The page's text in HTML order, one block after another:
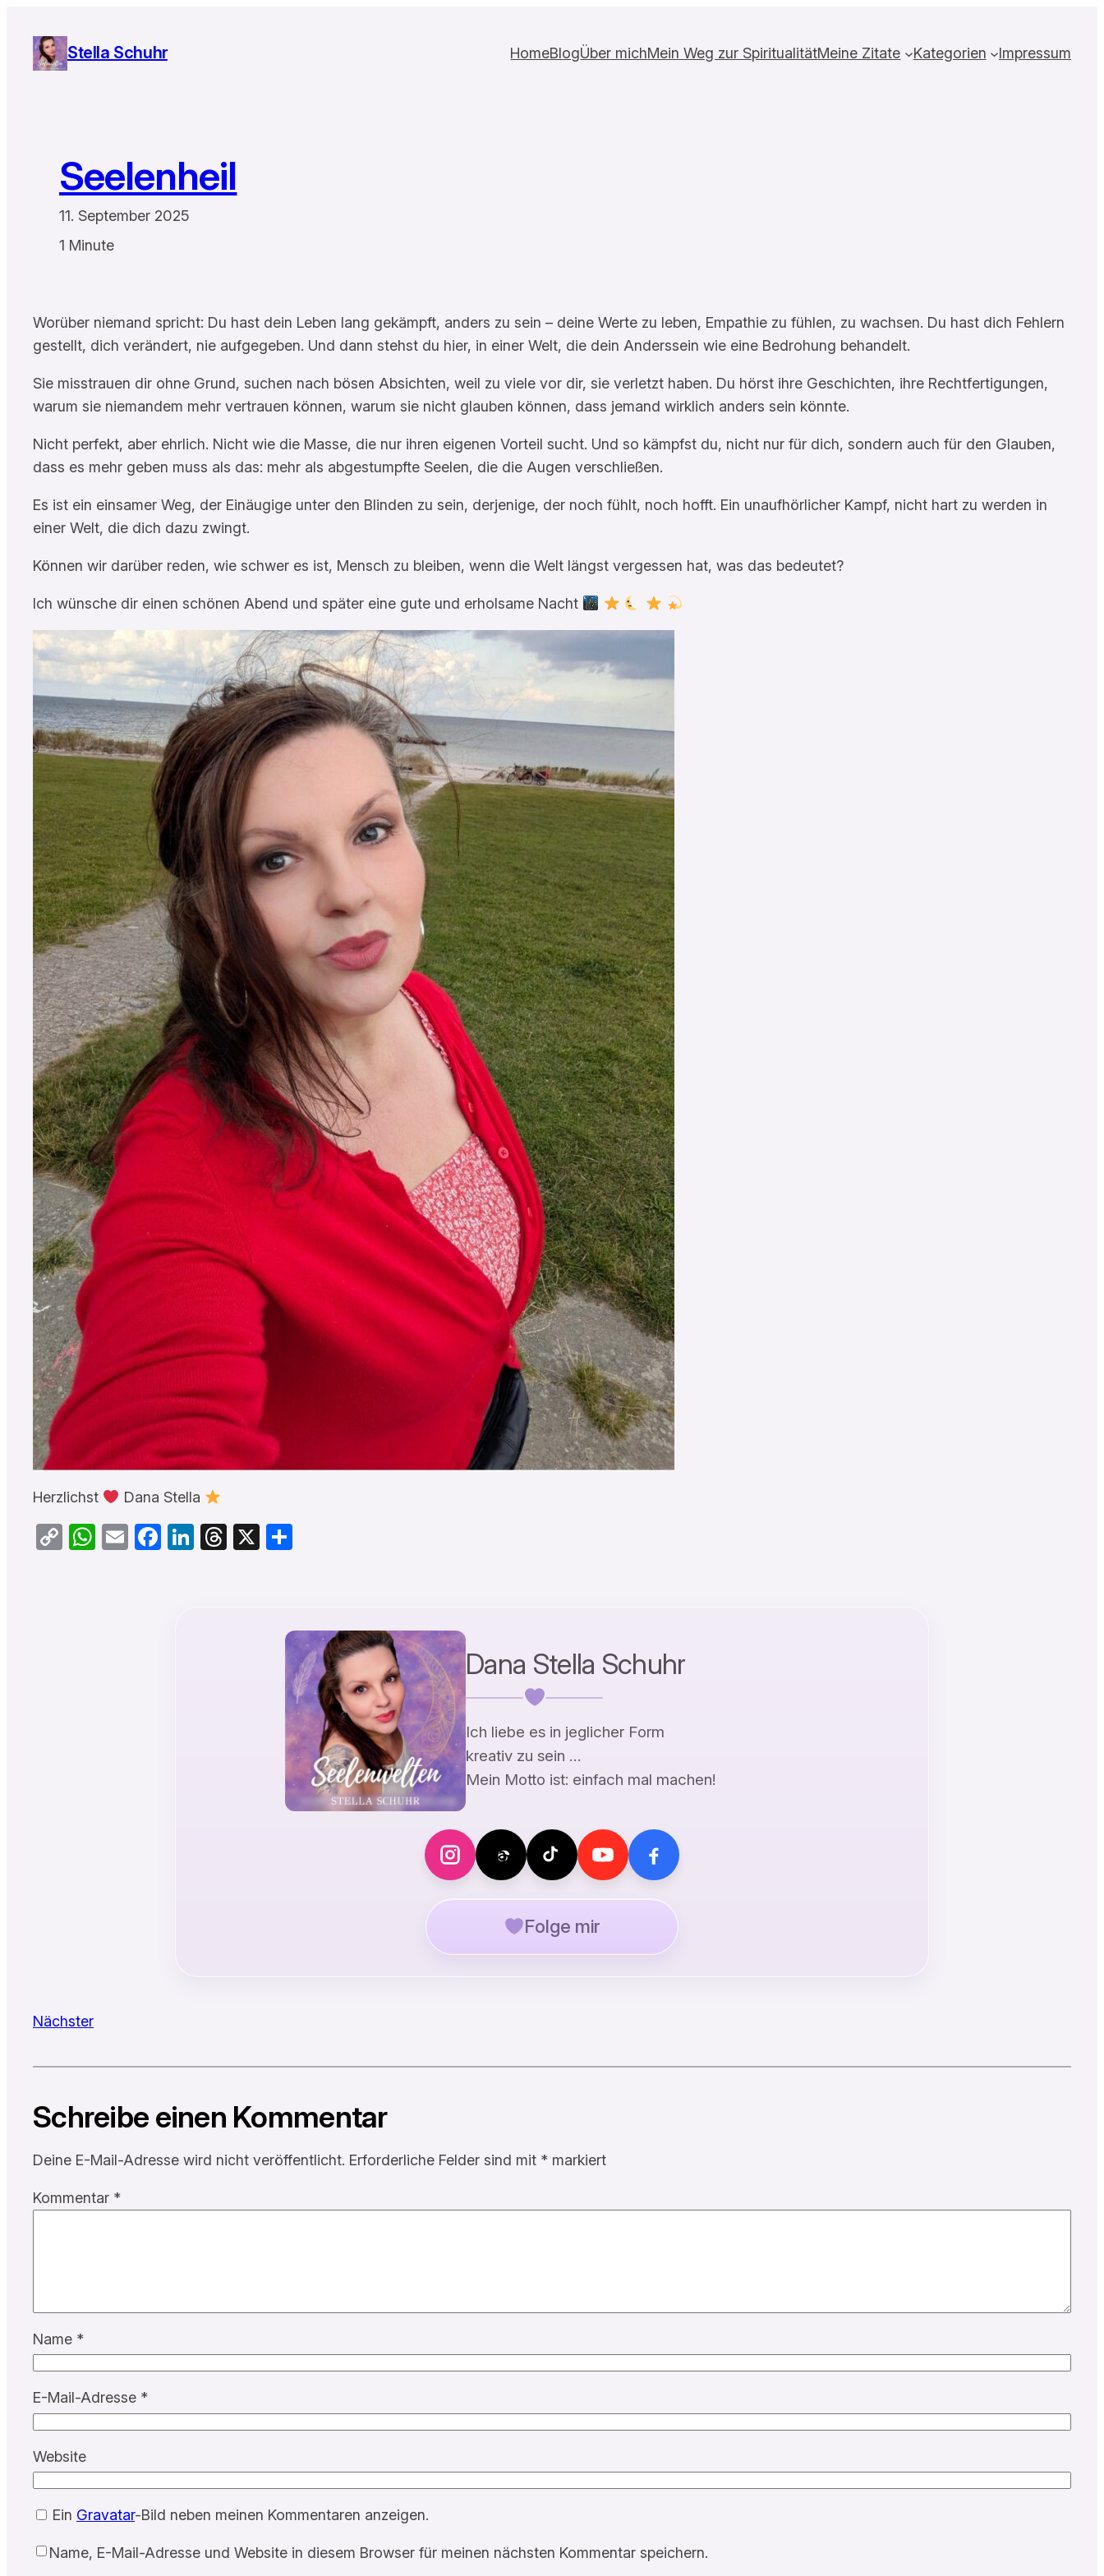
Inhalt
springen
Stella Schuhr HomeBlogÜber michMein Weg zur SpiritualitätMeine Zitate Kategorien Impressum
Seelenheil
11. September 2025
1 Minute
Worüber niemand spricht: Du hast dein Leben lang gekämpft, anders zu sein – deine Werte zu leben, Empathie zu fühlen, zu wachsen. Du hast dich Fehlern
gestellt, dich verändert, nie aufgegeben. Und dann stehst du hier, in einer Welt, die dein Anderssein wie eine Bedrohung behandelt.
Sie misstrauen dir ohne Grund, suchen nach bösen Absichten, weil zu viele vor dir, sie verletzt haben. Du hörst ihre Geschichten, ihre Rechtfertigungen,
warum sie niemandem mehr vertrauen können, warum sie nicht glauben können, dass jemand wirklich anders sein könnte.
Nicht perfekt, aber ehrlich. Nicht wie die Masse, die nur ihren eigenen Vorteil sucht. Und so kämpfst du, nicht nur für dich, sondern auch für den Glauben,
dass es mehr geben muss als das: mehr als abgestumpfte Seelen, die die Augen verschließen.
Es ist ein einsamer Weg, der Einäugige unter den Blinden zu sein, derjenige, der noch fühlt, noch hofft. Ein unaufhörlicher Kampf, nicht hart zu werden in
einer Welt, die dich dazu zwingt.
Können wir darüber reden, wie schwer es ist, Mensch zu bleiben, wenn die Welt längst vergessen hat, was das bedeutet?
Ich wünsche dir einen schönen Abend und später eine gute und erholsame Nacht
Herzlichst Dana Stella
CopyWhatsApp
EmailFacebook
LinkedIn
Threads
X
Dana Stella Schuhr
Ich liebe es in jeglicher Form
kreativ zu sein …
Mein Motto ist: einfach mal machen!
Folge mir
Nächster
Schreibe einen Kommentar
Deine E-Mail-Adresse wird nicht veröffentlicht. Erforderliche Felder sind mit * markiert
Kommentar *
Name *
E-Mail-Adresse *
Website
Ein Gravatar-Bild neben meinen Kommentaren anzeigen.
Name, E-Mail-Adresse und Website in diesem Browser für meinen nächsten Kommentar speichern.